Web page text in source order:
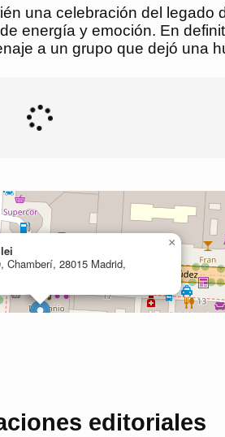
una celebración del legado
energía y emoción. En
a un grupo que dejó una
editoriales